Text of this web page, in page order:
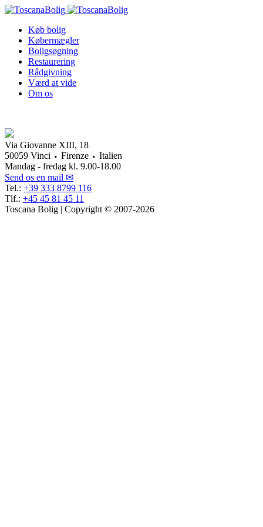
Køb bolig
Købermægler
Boligsøgning
Restaurering
Rådgivning
Værd at vide
Om os
Via Giovanne XIII, 18
50059 Vinci ⬩ Firenze ⬩ Italien
Mandag - fredag kl. 9.00-18.00
Send os en mail ✉
Tel.: +39 333 8799 116
Tlf.: +45 45 81 45 11
Toscana Bolig | Copyright © 2007-2026